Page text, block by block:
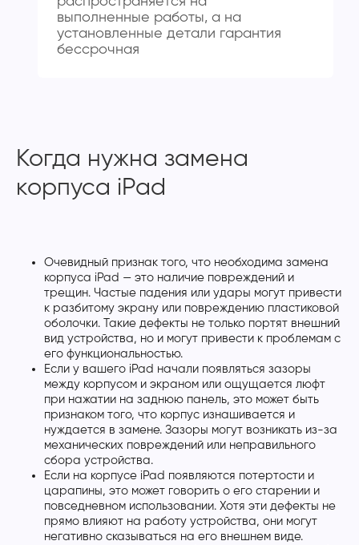
выполненные работы, а на
установленные детали гарантия
бессрочная
Когда нужна замена
корпуса iPad
Очевидный признак того, что необходима замена
корпуса iPad — это наличие повреждений и
трещин. Частые падения или удары могут привести
к разбитому экрану или повреждению пластиковой
оболочки. Такие дефекты не только портят внешний
вид устройства, но и могут привести к проблемам с
его функциональностью.
Если у вашего iPad начали появляться зазоры
между корпусом и экраном или ощущается люфт
при нажатии на заднюю панель, это может быть
признаком того, что корпус изнашивается и
нуждается в замене. Зазоры могут возникать из-за
механических повреждений или неправильного
сбора устройства.
Если на корпусе iPad появляются потертости и
царапины, это может говорить о его старении и
повседневном использовании. Хотя эти дефекты не
прямо влияют на работу устройства, они могут
негативно сказываться на его внешнем виде.